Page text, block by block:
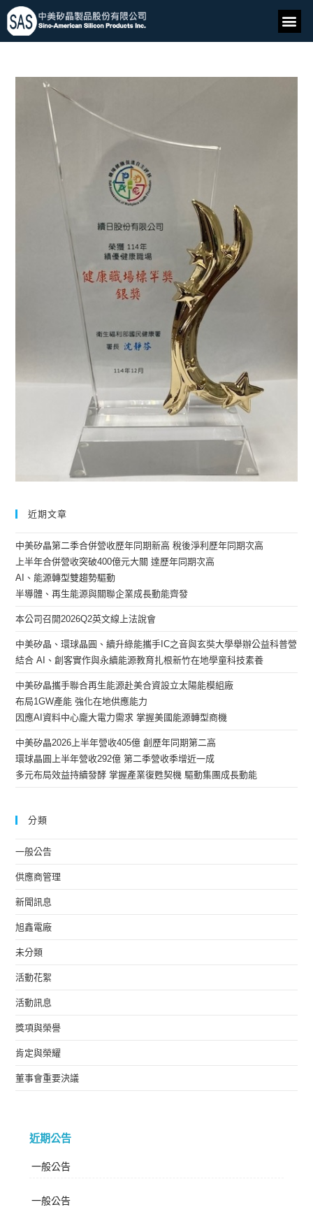
近期文章
中美矽晶第二季合併營收歷年同期新高 稅後淨利歷年同期次高
上半年合併營收突破400億元大關 達歷年同期次高
AI、能源轉型雙趨勢驅動
半導體、再生能源與關聯企業成長動能齊發
本公司召開2026Q2英文線上法說會
中美矽晶、環球晶圓、續升綠能攜手IC之音與玄奘大學舉辦公益科普營
結合 AI、創客實作與永續能源教育扎根新竹在地學童科技素養
中美矽晶攜手聯合再生能源赴美合資設立太陽能模組廠
布局1GW產能 強化在地供應能力
因應AI資料中心龐大電力需求 掌握美國能源轉型商機
中美矽晶2026上半年營收405億 創歷年同期第二高
環球晶圓上半年營收292億 第二季營收季增近一成
多元布局效益持續發酵 掌握產業復甦契機 驅動集團成長動能
分類
一般公告
供應商管理
新聞訊息
旭鑫電廠
未分類
活動花絮
活動訊息
獎項與榮譽
肯定與榮耀
董事會重要決議
近期公告
一般公告
一般公告